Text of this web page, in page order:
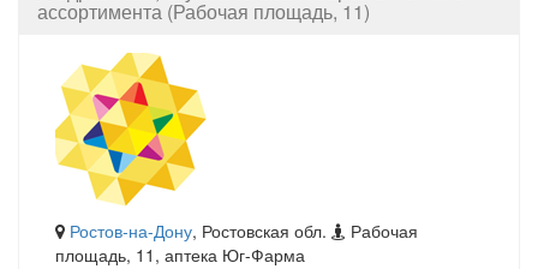
ассортимента (Рабочая площадь, 11)
Ростов-на-Дону, Ростовская обл.
Рабочая
площадь, 11, аптека Юг-Фарма